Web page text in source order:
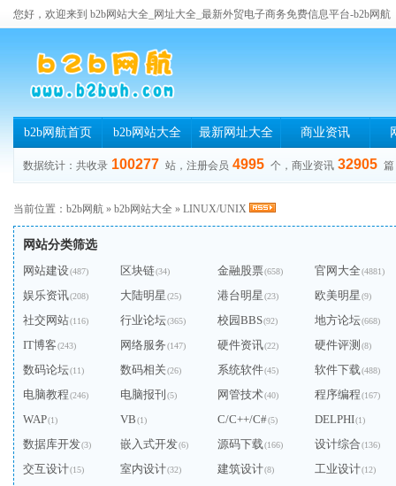
您好，欢迎来到 b2b网站大全_网址大全_最新外贸电子商务免费信息平台-b2b网航
b2b网航首页 b2b网站大全 最新网址大全 商业资讯
数据统计：共收录 100277 站，注册会员 4995 个，商业资讯 32905 篇
当前位置： b2b网航 » b2b网站大全 » LINUX/UNIX
网站分类筛选
网站建设(487) 区块链(34) 金融股票(658) 官网大全(4881)
娱乐资讯(208) 大陆明星(25) 港台明星(23) 欧美明星(9)
社交网站(116) 行业论坛(365) 校园BBS(92) 地方论坛(668)
IT博客(243) 网络服务(147) 硬件资讯(22) 硬件评测 (8)
数码论坛(11) 数码相关(26) 系统软件(45) 软件下载(488)
电脑教程(246) 电脑报刊 (5) 网管技术(40) 程序编程(167)
WAP(1) VB(1) C/C++/C#(5) DELPHI(1)
数据库开发(3) 嵌入式开发(6) 源码下载(166) 设计综合(136)
交互设计(15) 室内设计(32) 建筑设计(8) 工业设计(12)